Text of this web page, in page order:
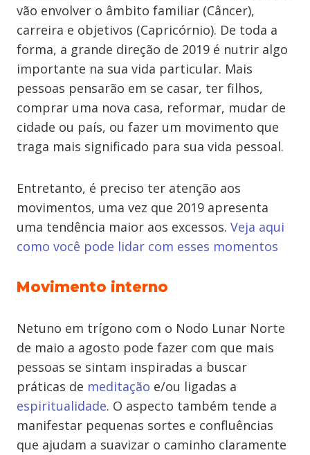
vão envolver o âmbito familiar (Câncer),
carreira e objetivos (Capricórnio). De toda a
forma, a grande direção de 2019 é nutrir algo
importante na sua vida particular. Mais
pessoas pensarão em se casar, ter filhos,
comprar uma nova casa, reformar, mudar de
cidade ou país, ou fazer um movimento que
traga mais significado para sua vida pessoal.
Entretanto, é preciso ter atenção aos
movimentos, uma vez que 2019 apresenta
uma tendência maior aos excessos. Veja aqui
como você pode lidar com esses momentos
Movimento interno
Netuno em trígono com o Nodo Lunar Norte
de maio a agosto pode fazer com que mais
pessoas se sintam inspiradas a buscar
práticas de meditação e/ou ligadas a
espiritualidade. O aspecto também tende a
manifestar pequenas sortes e confluências
que ajudam a suavizar o caminho claramente